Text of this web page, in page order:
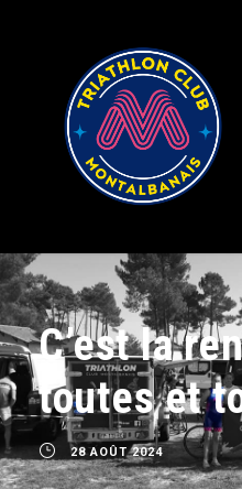
C’est la
toutes et
28 AOÛT 2024